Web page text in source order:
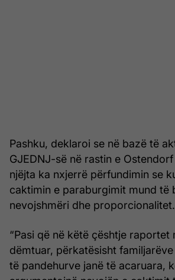
Pashku, deklaroi se në bazë të
GJEDNJ-së në rastin e
njëjta ka nxjerrë përfundimin se
caktimin e paraburgimit mund të
nevojshmëri dhe proporcionalitet.
“Pasi që në këtë çështje raportet
dëmtuar, përkatësisht
të pandehurve janë të acaruara,